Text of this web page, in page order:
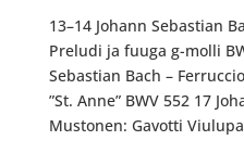
13–14 Johann Sebastian
Preludi ja fuuga g-molli
Sebastian Bach –
”St. Anne” BWV 552 17
Mustonen: Gavotti